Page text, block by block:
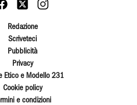
Redazione
Scriveteci
Pubblicità
Privacy
Etico e Modello 231
Cookie policy
e condizioni